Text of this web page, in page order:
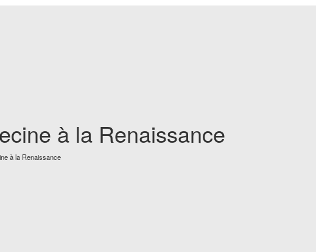
à la Renaissance
à la Renaissance